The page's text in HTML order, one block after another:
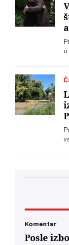
Komentar
Posle